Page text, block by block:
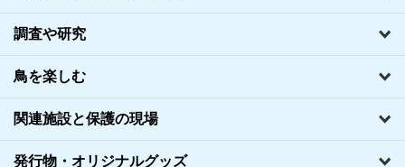
調査や研究
鳥を楽しむ
関連施設と保護の現場
発行物・オリジナルグッズ